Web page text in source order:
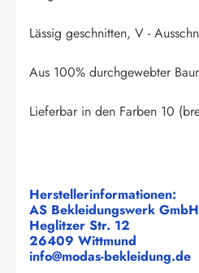
Lässig geschnitten, V -
Aus 100% durchgewebter
Lieferbar in den Farben 10
Herstellerinformationen:
AS Bekleidungswerk GmbH
Heglitzer Str. 12
26409 Wittmund
info@modas-bekleidung.de